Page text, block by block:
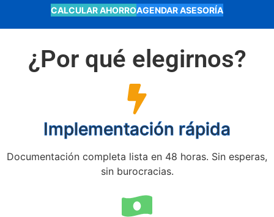
CALCULAR AHORROAGENDAR ASESORÍA
¿Por qué elegirnos?
Implementación rápida
Documentación completa lista en 48 horas. Sin esperas,
sin burocracias.